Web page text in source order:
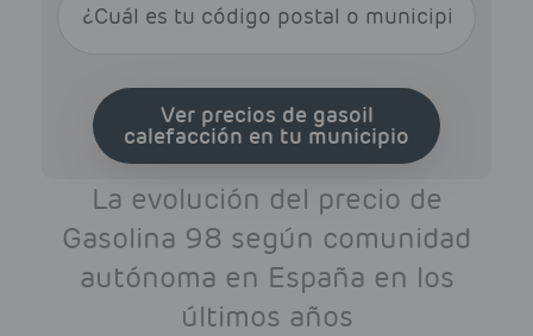
Ver precios de gasoil
calefacción en tu municipio
La evolución del precio de
Gasolina 98 según comunidad
autónoma en España en los
últimos años